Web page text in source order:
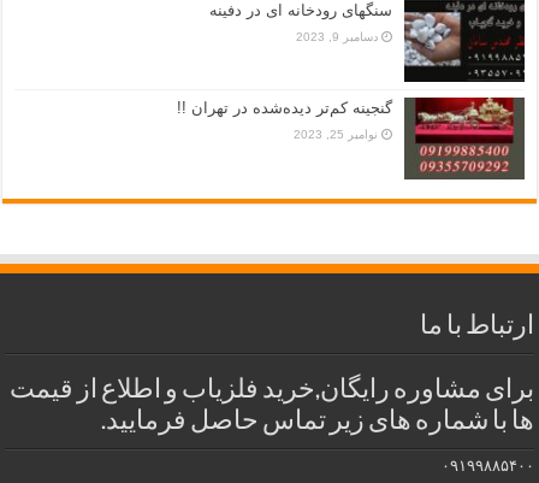
سنگهای رودخانه ای در دفینه
دسامبر 9, 2023
گنجینه کم‌تر دیده‌شده در تهران !!
نوامبر 25, 2023
ارتباط با ما
برای مشاوره رایگان,خرید فلزیاب و اطلاع از قیمت
ها با شماره های زیر تماس حاصل فرمایید.
۰۹۱۹۹۸۸۵۴۰۰